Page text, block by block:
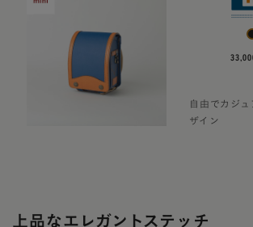
自由でカジ
ザイン
上品なエレガントステッチ